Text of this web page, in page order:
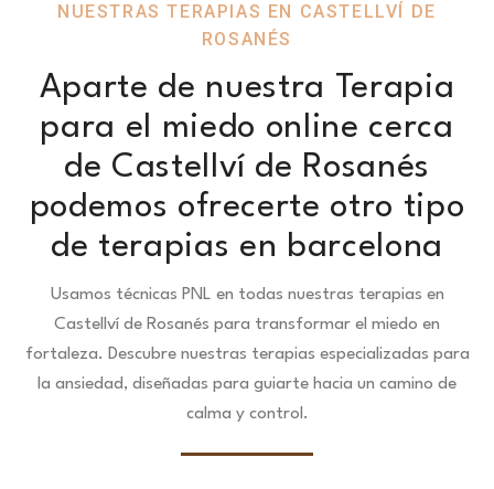
NUESTRAS TERAPIAS EN CASTELLVÍ DE
ROSANÉS
Aparte de nuestra Terapia
para el miedo online cerca
de Castellví de Rosanés
podemos ofrecerte otro tipo
de terapias en barcelona
Usamos técnicas PNL en todas nuestras terapias en
Castellví de Rosanés para transformar el miedo en
fortaleza. Descubre nuestras terapias especializadas para
la ansiedad, diseñadas para guiarte hacia un camino de
calma y control.